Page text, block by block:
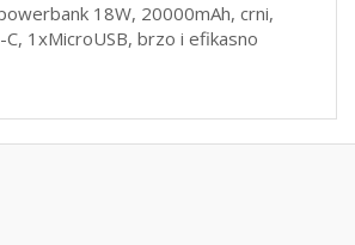
18W, 20000mAh, crni,
C, 1xMicroUSB, brzo i efikasno